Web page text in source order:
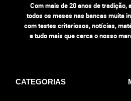
Com mais de 20 anos de tradição,
todos os meses nas bancas muita
com testes criteriosos, notícias,
e tudo mais que cerca o nosso
CATEGORIAS